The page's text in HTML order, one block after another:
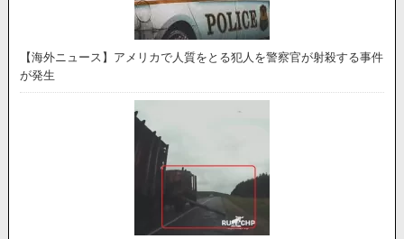
【海外ニュース】アメリカで人質をとる犯人を警察官が射殺する事件
が発生